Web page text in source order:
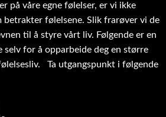
på våre egne følelser, er vi ikke
betrakter følelsene. Slik frarøver vi de
til å styre vårt liv. Følgende er en
selv for å opparbeide deg en større
Ta utgangspunkt i følgende